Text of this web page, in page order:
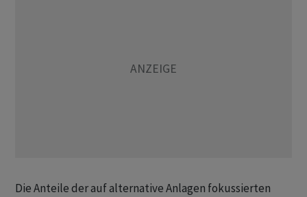
Die Anteile der auf alternative Anlagen fokussierten